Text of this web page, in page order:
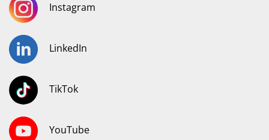
Instagram
LinkedIn
TikTok
YouTube